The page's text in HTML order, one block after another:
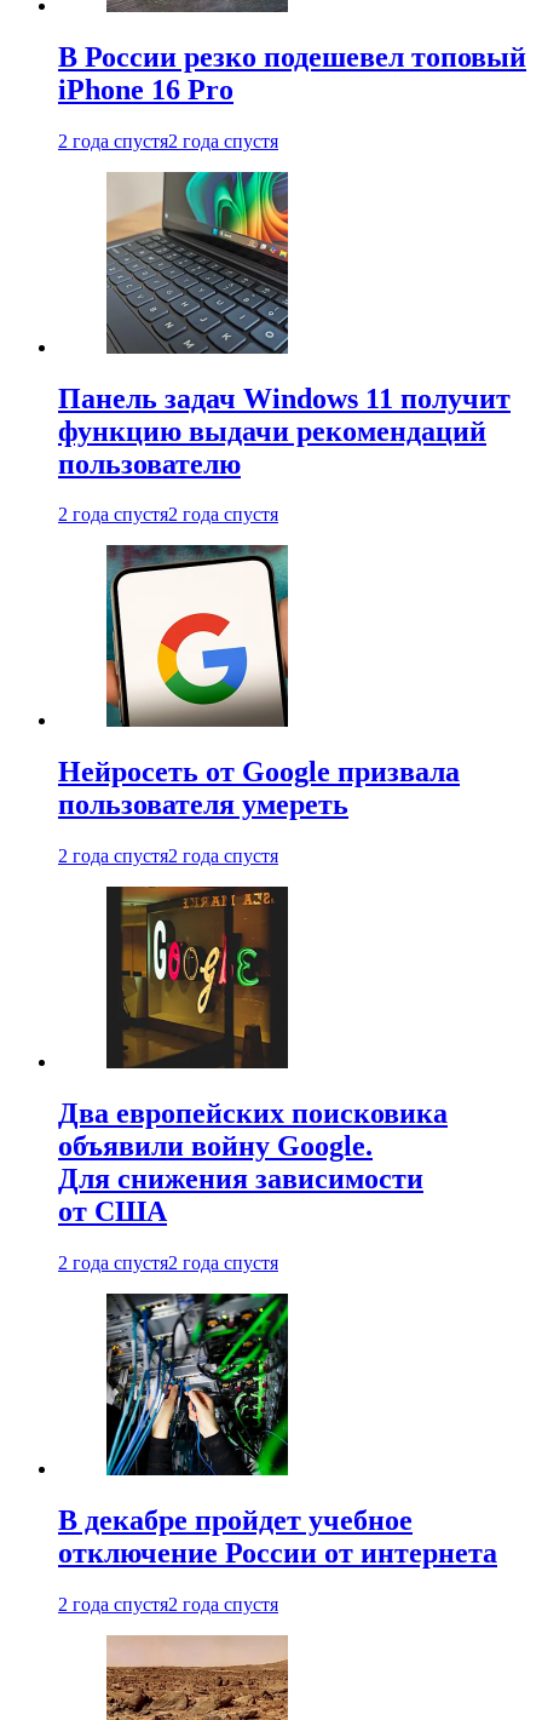
В России резко подешевел топовый
iPhone 16 Pro
2 года спустя2 года спустя
Панель задач Windows 11 получит
функцию выдачи рекомендаций
пользователю
2 года спустя2 года спустя
Нейросеть от Google призвала
пользователя умереть
2 года спустя2 года спустя
Два европейских поисковика
объявили войну Google.
Для снижения зависимости
от США
2 года спустя2 года спустя
В декабре пройдет учебное
отключение России от интернета
2 года спустя2 года спустя